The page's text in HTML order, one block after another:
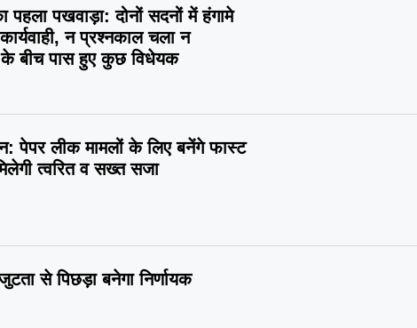
पखवाड़ा: दोनों सदनों में हंगामे
न प्रश्नकाल चला न
के बीच पास हुए कुछ विधेयक
पेपर लीक मामलों के लिए बनेंगे फास्ट
त्वरित व सख्त सजा
से पिछड़ा बनेगा निर्णायक